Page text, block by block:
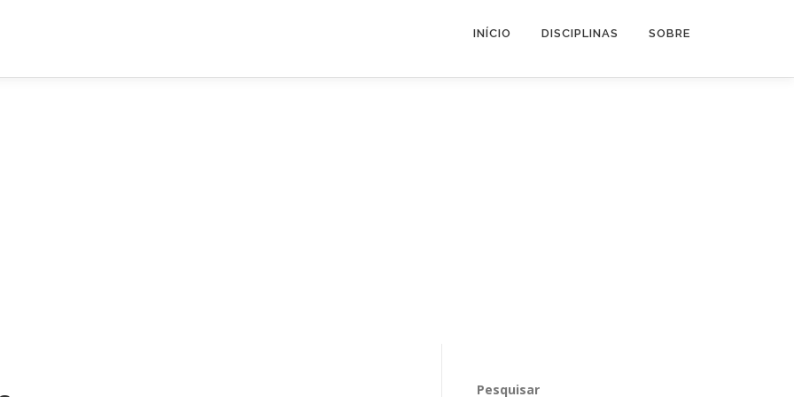
INÍCIO DISCIPLINAS SOBRE
Pesquisar